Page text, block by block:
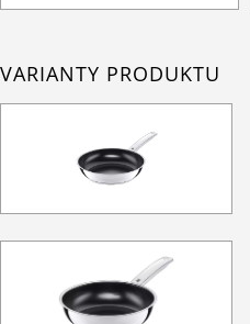
VARIANTY PRODUKTU